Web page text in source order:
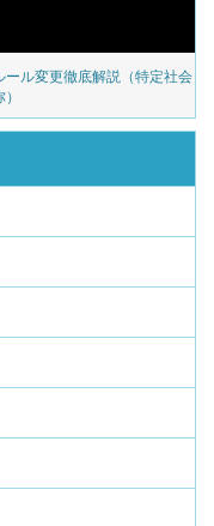
ール変更徹底解説（特定社会